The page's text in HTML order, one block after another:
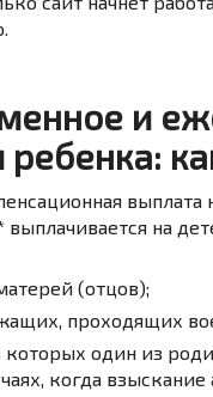
и
на
(отцов);
проходящих
которых один из
когда